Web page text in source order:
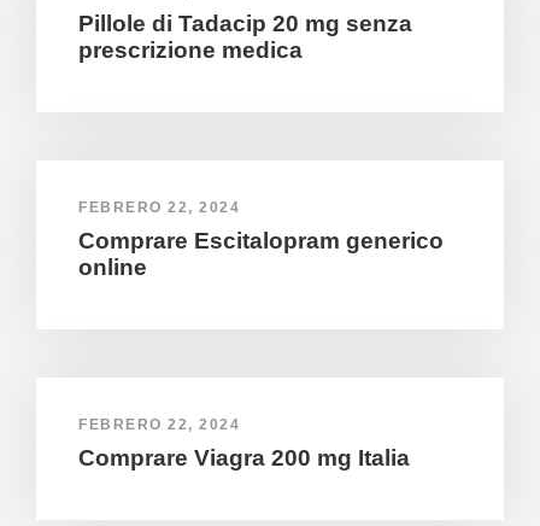
Pillole di Tadacip 20 mg senza
prescrizione medica
FEBRERO 22, 2024
Comprare Escitalopram generico
online
FEBRERO 22, 2024
Comprare Viagra 200 mg Italia